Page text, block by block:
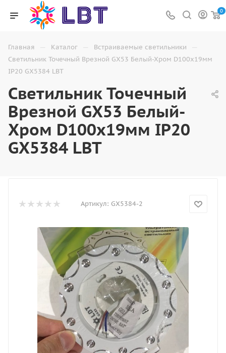
0
Главная — Каталог — Встраиваемые светильники —
Светильник Точечный Врезной GX53 Белый-Хром D100х19мм
IP20 GX5384 LBT
Светильник Точечный
Врезной GX53 Белый-
Хром D100х19мм IP20
GX5384 LBT
Артикул: GX5384-2